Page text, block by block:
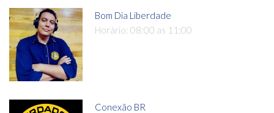
Bom Dia Liberdade
Horário: 08:00 as 11:00
Conexão BR